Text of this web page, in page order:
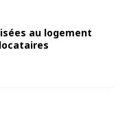
au logement